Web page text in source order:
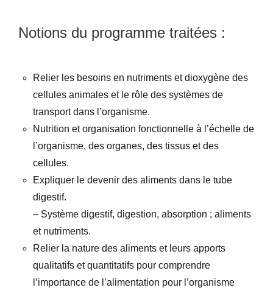
Notions du programme traitées :
Relier les besoins en nutriments et dioxygène des
cellules animales et le rôle des systèmes de
transport dans l’organisme.
Nutrition et organisation fonctionnelle à l’échelle de
l’organisme, des organes, des tissus et des
cellules.
Expliquer le devenir des aliments dans le tube
digestif.
– Système digestif, digestion, absorption ; aliments
et nutriments.
Relier la nature des aliments et leurs apports
qualitatifs et quantitatifs pour comprendre
l’importance de l’alimentation pour l’organisme